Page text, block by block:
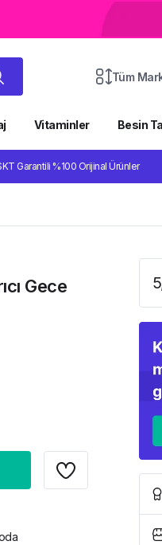
Tüm
Vitaminler Besin
Garantili %100 Orijinal Ürünler
Gece